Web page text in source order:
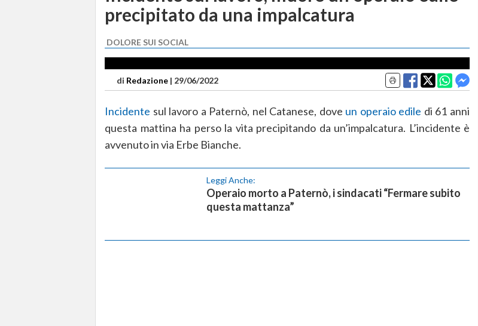
precipitato da una impalcatura
DOLORE SUI SOCIAL
di Redazione | 29/06/2022
Incidente sul lavoro a Paternò, nel Catanese, dove un operaio edile di 61 anni
questa mattina ha perso la vita precipitando da un’impalcatura. L’incidente è
avvenuto in via Erbe Bianche.
Leggi Anche:
Operaio morto a Paternò, i sindacati “Fermare subito
questa mattanza”